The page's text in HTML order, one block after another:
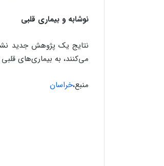
نوشابه و بیماری قلبی
نتایج یک پژوهش جدید
می‌کنند، به بیماری‌های
منبع،خراسان